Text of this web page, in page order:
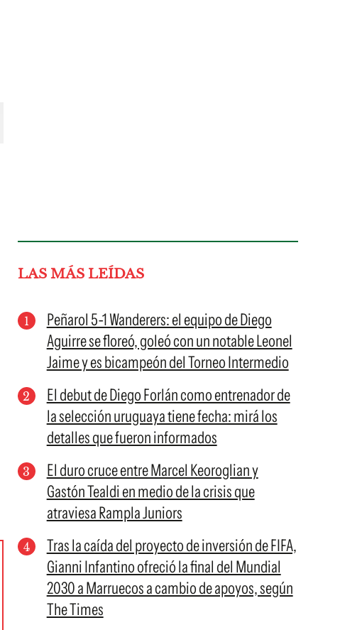
LAS MÁS LEÍDAS
Peñarol 5-1 Wanderers: el equipo de Diego
Aguirre se floreó, goleó con un notable Leonel
Jaime y es bicampeón del Torneo Intermedio
El debut de Diego Forlán como entrenador de
la selección uruguaya tiene fecha: mirá los
detalles que fueron informados
El duro cruce entre Marcel Keoroglian y
Gastón Tealdi en medio de la crisis que
atraviesa Rampla Juniors
Tras la caída del proyecto de inversión de FIFA,
Gianni Infantino ofreció la final del Mundial
2030 a Marruecos a cambio de apoyos, según
The Times